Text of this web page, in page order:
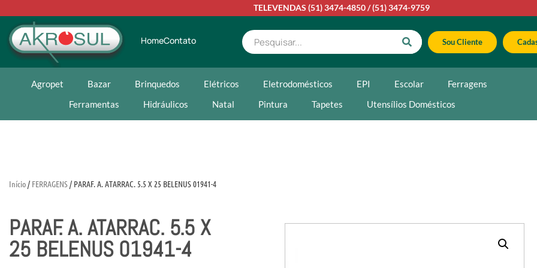
TELEVENDAS (51) 3474-4850/(51) 3474-9759
HomeContato Sou Cliente
Agropet Bazar Brinquedos Elétricos Eletrodomésticos EPI Escolar
Ferragens
Ferramentas
Hidráulicos Natal Pintura Tapetes Utensílios Domésticos
Início/ FERRAGENS/ PARAF. A. ATARRAC. 5.5 X 25 BELENUS 01941-4
PARAF. A. ATARRAC. 5.5 X
25 BELENUS 01941-4